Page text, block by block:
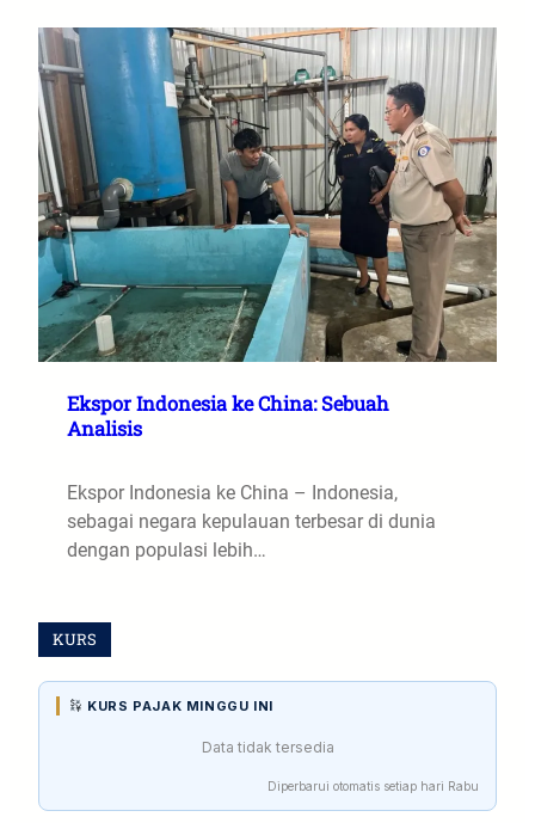
Ekspor Indonesia ke China: Sebuah
Analisis
Ekspor Indonesia ke China – Indonesia,
sebagai negara kepulauan terbesar di dunia
dengan populasi lebih…
KURS
KURS PAJAK MINGGU INI
Data tidak tersedia
Diperbarui otomatis setiap hari Rabu